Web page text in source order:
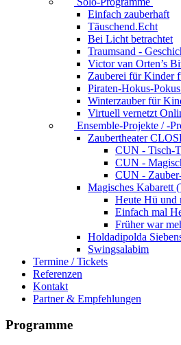
Einfach zauberhaft
Täuschend.Echt
Bei Licht betrachtet
Traumsand -
Victor van Orten’s
Zauberei für Kinder
Piraten-Hokus-Pokus
Winterzauber für
Virtuell vernetzt
Ensemble-Projekte / -
Zaubertheater
CUN - Tisch-
CUN -
CUN -
Magisches Kabarett
Heute Hü und
Einfach mal
Früher war
Holdadipolda
Swingsalabim
Termine / Tickets
Referenzen
Kontakt
Partner & Empfehlungen
Programme